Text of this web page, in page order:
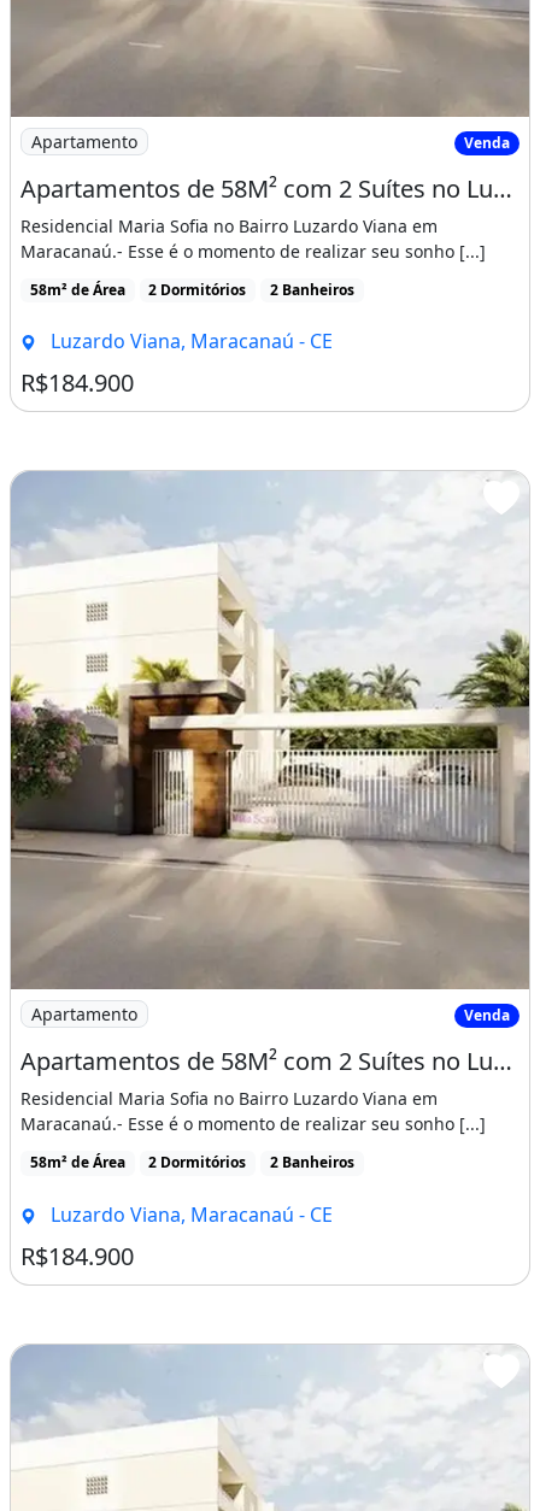
Imagem: Apartamentos de 58M² com 2 Suítes no Luzardo
Apartamento Venda
Apartamentos de 58M² com 2 Suítes no Luzardo Viana, Entrada Facilitada!
Residencial Maria Sofia no Bairro Luzardo Viana em
Maracanaú.- Esse é o momento de realizar seu sonho [...]
58m² de Área 2 Dormitórios 2 Banheiros
Luzardo Viana, Maracanaú - CE
R$184.900
Imagem: Apartamentos de 58M² com 2 Suítes no Luzardo
Apartamento Venda
Apartamentos de 58M² com 2 Suítes no Luzardo Viana, Entrada Facilitada!
Residencial Maria Sofia no Bairro Luzardo Viana em
Maracanaú.- Esse é o momento de realizar seu sonho [...]
58m² de Área 2 Dormitórios 2 Banheiros
Luzardo Viana, Maracanaú - CE
R$184.900